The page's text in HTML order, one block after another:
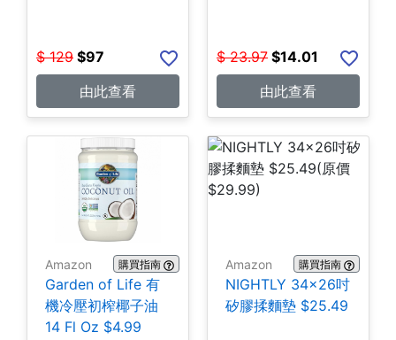
$ 129 $97
由此查看
$ 23.97 $14.01
由此查看
Amazon 購買指南
Garden of Life 有
機冷壓初榨椰子油
14 Fl Oz $4.99
Amazon 購買指南
NIGHTLY 34x26吋
矽膠揉麵墊 $25.49